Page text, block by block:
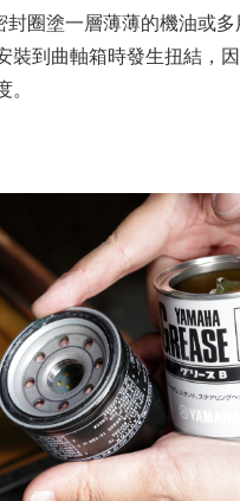
封圈塗一層薄薄的機油或
裝到曲軸箱時發生扭結，
。